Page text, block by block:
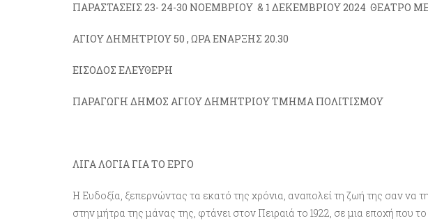
ΠΑΡΑΣΤΑΣΕΙΣ 23- 24-30 ΝΟΕΜΒΡΙΟΥ & 1 ΔΕΚΕΜΒΡΙΟΥ 2024 ΘΕΑΤΡΟ
ΑΓΙΟΥ ΔΗΜΗΤΡΙΟΥ 50 , ΩΡΑ ΕΝΑΡΞΗΣ 20.30
ΕΙΣΟΔΟΣ ΕΛΕΥΘΕΡΗ
ΠΑΡΑΓΩΓΗ ΔΗΜΟΣ ΑΓΙΟΥ ΔΗΜΗΤΡΙΟΥ ΤΜΗΜΑ ΠΟΛΙΤΙΣΜΟΥ
ΛΙΓΑ ΛΟΓΙΑ ΓΙΑ ΤΟ ΕΡΓΟ
Η Ευδοξία, ξεπερνώντας τα εκατό της χρόνια, αναπολεί τη ζωή της σαν να
στην μήτρα της μάνας της, φτάνει στον Πειραιά το 1922, σε μια εποχή που